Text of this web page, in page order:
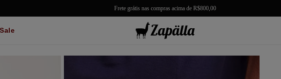
10% de Gift Back em sua próxima compra
Sale